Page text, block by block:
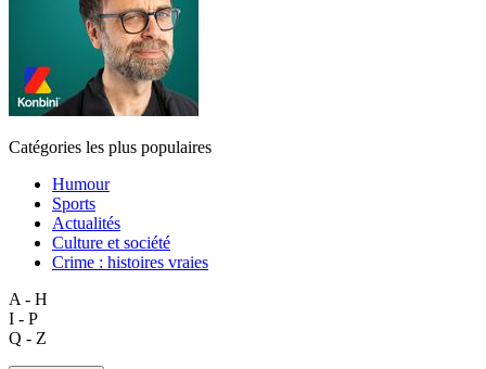
Catégories les plus populaires
Humour
Sports
Actualités
Culture et société
Crime : histoires vraies
A - H
I - P
Q - Z